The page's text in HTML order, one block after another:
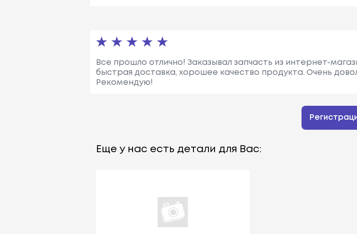
Все прошло отлично! Заказывал запчасть из интернет-
быстрая доставка, хорошее качество продукта. Очень
Рекомендую!
Еще у нас есть детали для Вас: